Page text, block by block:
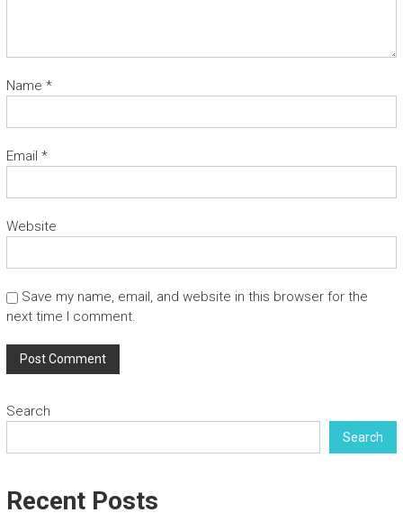
Name *
Email *
Website
Save my name, email, and website in this browser for the
next time I comment.
Search
Search
Recent Posts